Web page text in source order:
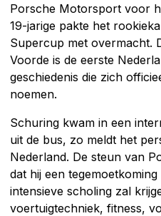
Porsche Motorsport voor
19-jarige pakte het
Supercup met overmacht.
Voorde is de eerste
geschiedenis die zich
noemen.
Schuring kwam in een
uit de bus, zo meldt het
Nederland. De steun van
dat hij een
intensieve scholing zal
voertuigtechniek, fitness,